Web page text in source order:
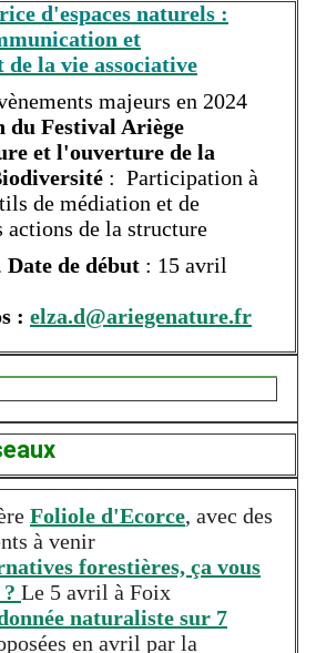
d'espaces naturels :
et
de la vie associative
majeurs en 2024
du Festival Ariège
et l'ouverture de la
: Participation à
de médiation et de
actions de la structure
Date de début : 15 avril
: elza.d@ariegenature.fr
Foliole d'Ecorce, avec des
à venir
forestières, ça vous
Le 5 avril à Foix
naturaliste sur 7
en avril par la